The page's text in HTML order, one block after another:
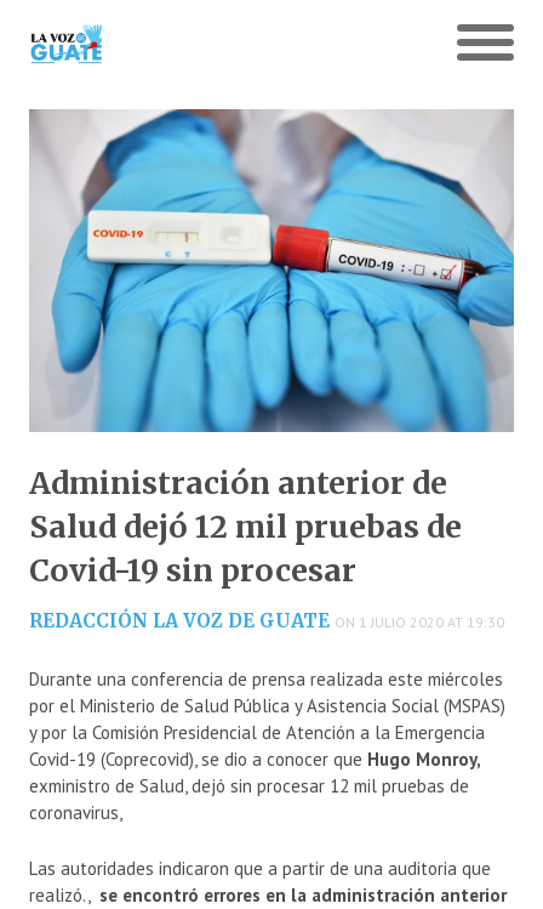
Administración anterior de
Salud dejó 12 mil pruebas de
Covid-19 sin procesar
REDACCIÓN LA VOZ DE GUATE ON 1 JULIO 2020 AT 19:30
Durante una conferencia de prensa realizada este miércoles
por el Ministerio de Salud Pública y Asistencia Social (MSPAS)
y por la Comisión Presidencial de Atención a la Emergencia
Covid-19 (Coprecovid), se dio a conocer que Hugo Monroy,
exministro de Salud, dejó sin procesar 12 mil pruebas de
coronavirus,
Las autoridades indicaron que a partir de una auditoria que
realizó., se encontró errores en la administración anterior